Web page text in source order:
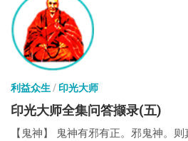
利益众生 / 印光大师
印光大师全集问答撷录(五)
【鬼神】 鬼神有邪有正。邪鬼神。